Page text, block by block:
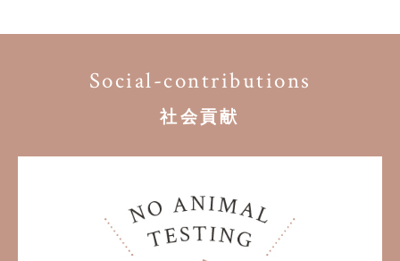
Social-contributions
社会貢献